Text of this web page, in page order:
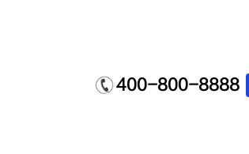
400-800-8888